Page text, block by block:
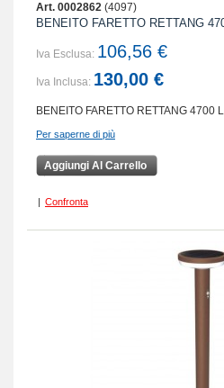
Art. 0002862 (4097)
BENEITO FARETTO RETTANG
Iva Esclusa: 106,56 €
Iva Inclusa: 130,00 €
BENEITO FARETTO RETTANG 4700
Per saperne di più
Aggiungi Al Carrello
| Confronta